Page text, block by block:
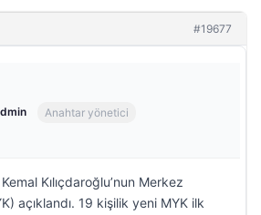
#19677
Anahtar yönetici
Kılıçdaroğlu’nun Merkez
açıklandı. 19 kişilik yeni MYK ilk